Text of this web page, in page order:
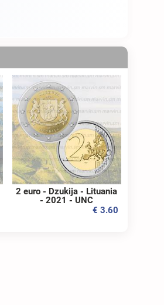
2 euro - Dzukija - Lituania
- 2021 - UNC
€ 3.60